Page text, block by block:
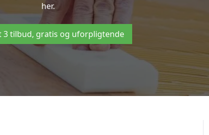
her.
3 tilbud, gratis og uforpligtende